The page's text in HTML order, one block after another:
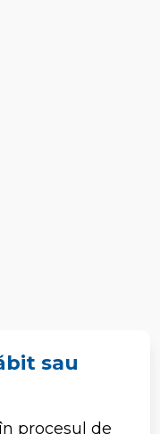
sau
procesul de